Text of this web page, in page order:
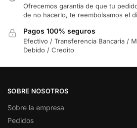
Ofrecemos garantia de que tu
de no hacerlo, te reembolsamos el
Pagos 100% seguros
Efectivo / Transferencia Bancaria /
Debido / Credito
SOBRE NOSOTROS
Sobre la empresa
Pedidos